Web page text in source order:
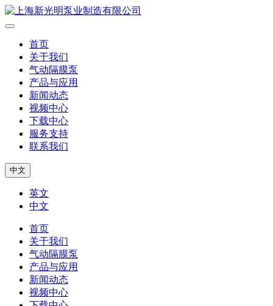
首页
关于我们
气动隔膜泵
产品与应用
新闻动态
视频中心
下载中心
服务支持
联系我们
中文
英文
中文
首页
关于我们
气动隔膜泵
产品与应用
新闻动态
视频中心